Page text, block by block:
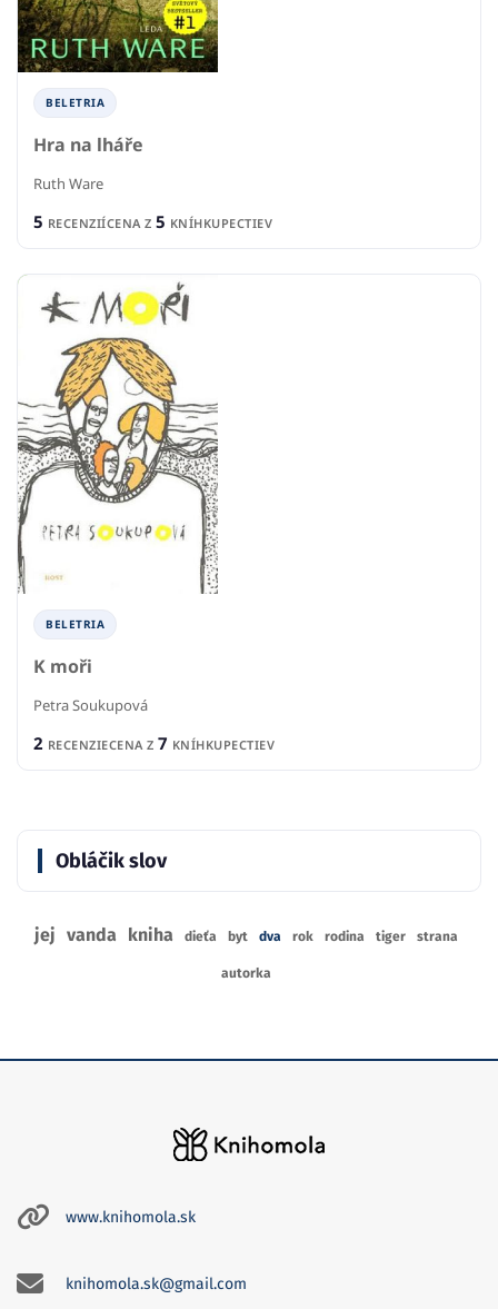
BELETRIA
Hra na lháře
Ruth Ware
5 RECENZIÍCENA Z 5 KNÍHKUPECTIEV
BELETRIA
K moři
Petra Soukupová
2 RECENZIECENA Z 7 KNÍHKUPECTIEV
Obláčik slov
jej vanda kniha dieťa byt dva rok rodina tiger strana
autorka
www.knihomola.sk
knihomola.sk@gmail.com